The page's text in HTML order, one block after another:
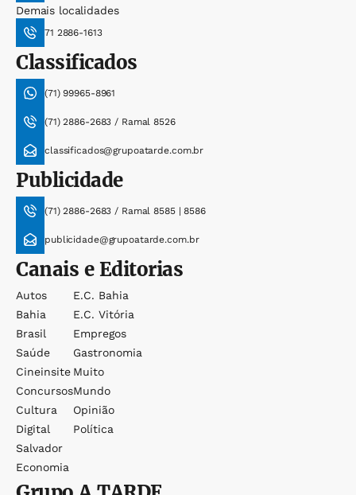
Demais localidades
71 2886-1613
Classificados
(71) 99965-8961
(71) 2886-2683 / Ramal 8526
classificados@grupoatarde.com.br
Publicidade
(71) 2886-2683 / Ramal 8585 | 8586
publicidade@grupoatarde.com.br
Canais e Editorias
Autos
Bahia
Brasil
Saúde
Cineinsite
Concursos
Cultura
Digital
Salvador
Economia
E.c. Bahia
E.c. Vitória
Empregos
Gastronomia
Muito
Mundo
Opinião
Política